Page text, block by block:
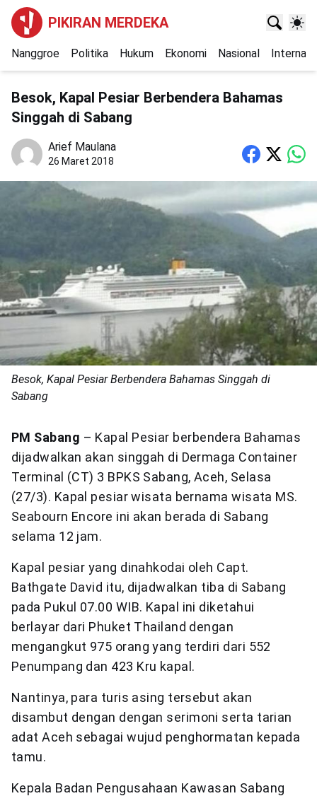
PIKIRAN MERDEKA
Nanggroe Politika Hukum Ekonomi Nasional
Besok, Kapal Pesiar Berbendera Bahamas
Singgah di Sabang
Arief Maulana
26 Maret 2018
Besok, Kapal Pesiar Berbendera Bahamas Singgah di
Sabang
PM Sabang – Kapal Pesiar berbendera Bahamas
dijadwalkan akan singgah di Dermaga Container
Terminal (CT) 3 BPKS Sabang, Aceh, Selasa
(27/3). Kapal pesiar wisata bernama wisata MS.
Seabourn Encore ini akan berada di Sabang
selama 12 jam.
Kapal pesiar yang dinahkodai oleh Capt.
Bathgate David itu, dijadwalkan tiba di Sabang
pada Pukul 07.00 WIB. Kapal ini diketahui
berlayar dari Phuket Thailand dengan
mengangkut 975 orang yang terdiri dari 552
Penumpang dan 423 Kru kapal.
Nantinya, para turis asing tersebut akan
disambut dengan dengan serimoni serta tarian
adat Aceh sebagai wujud penghormatan kepada
tamu.
Kepala Badan Pengusahaan Kawasan Sabang